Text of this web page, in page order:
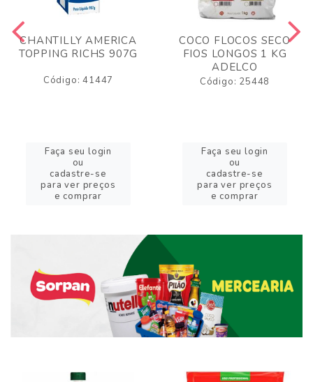
CHANTILLY AMERICA
TOPPING RICHS 907G
Código: 41447
Faça seu login
ou
cadastre-se
para ver preços
e comprar
COCO FLOCOS SECO
FIOS LONGOS 1 KG
ADELCO
Código: 25448
Faça seu login
ou
cadastre-se
para ver preços
e comprar